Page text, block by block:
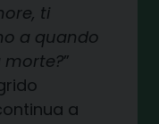
ti
a quando
morte?”
a